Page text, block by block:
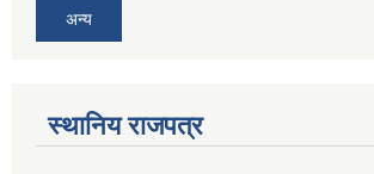
अन्य
स्थानिय राजपत्र